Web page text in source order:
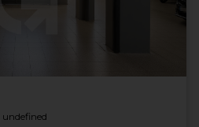
undefined